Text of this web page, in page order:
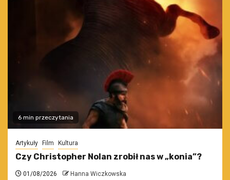
6 min przeczytania
Artykuły Film Kultura
Czy Christopher Nolan zrobił nas w „konia”?
01/08/2026 Hanna Wiczkowska